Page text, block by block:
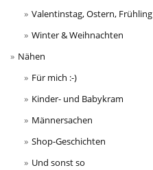
Valentinstag, Ostern, Frühling
Winter & Weihnachten
Nähen
Für mich :-)
Kinder- und Babykram
Männersachen
Shop-Geschichten
Und sonst so